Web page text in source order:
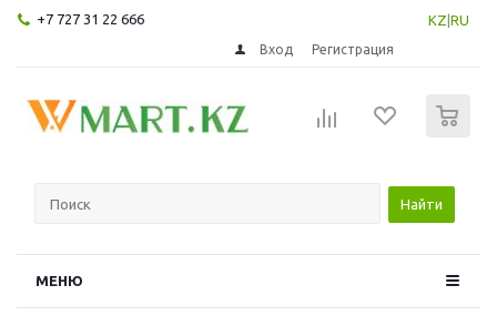
+7 727 31 22 666 KZ RU
Вход Регистрация
Найти
МЕНЮ